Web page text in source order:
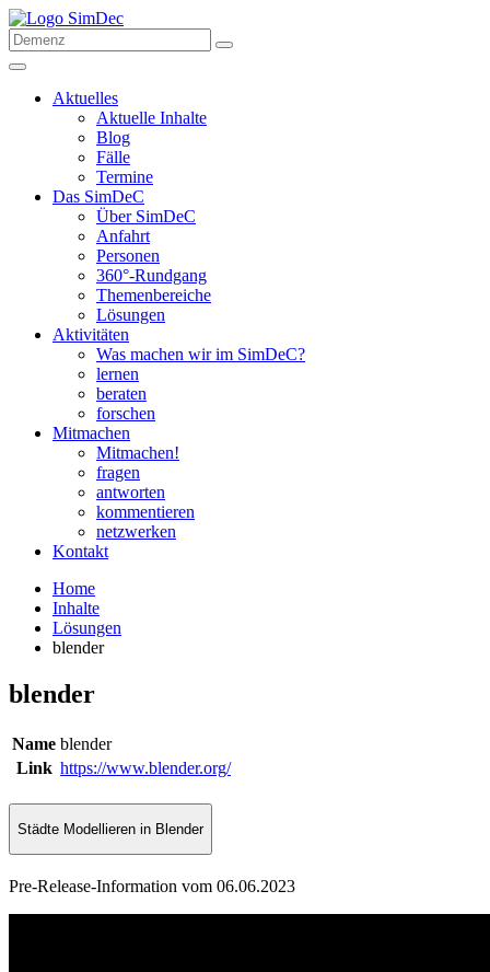
Aktuelles
Aktuelle Inhalte
Blog
Fälle
Termine
Das SimDeC
Über SimDeC
Anfahrt
Personen
360°-Rundgang
Themenbereiche
Lösungen
Aktivitäten
Was machen wir im SimDeC?
lernen
beraten
forschen
Mitmachen
Mitmachen!
fragen
antworten
kommentieren
netzwerken
Kontakt
Home
Inhalte
Lösungen
blender
blender
Name blender
Link https://www.blender.org/
Städte Modellieren in Blender
Pre-Release-Information vom 06.06.2023